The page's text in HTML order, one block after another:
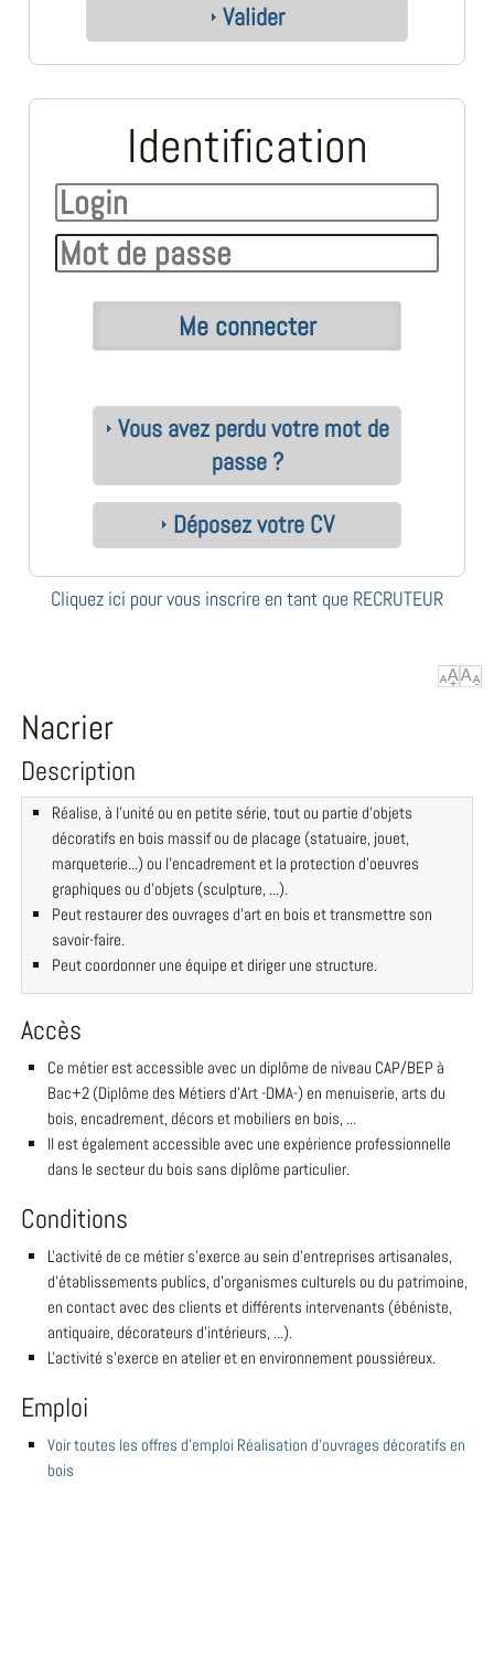
Valider
Identification
Vous avez perdu votre mot de
passe ?
Déposez votre CV
Cliquez ici pour vous inscrire en tant que RECRUTEUR
Nacrier
Description
Réalise, à l'unité ou en petite série, tout ou partie d'objets
décoratifs en bois massif ou de placage (statuaire, jouet,
marqueterie...) ou l'encadrement et la protection d'oeuvres
graphiques ou d'objets (sculpture, ...).
Peut restaurer des ouvrages d'art en bois et transmettre son
savoir-faire.
Peut coordonner une équipe et diriger une structure.
Accès
Ce métier est accessible avec un diplôme de niveau CAP/BEP à
Bac+2 (Diplôme des Métiers d'Art -DMA-) en menuiserie, arts du
bois, encadrement, décors et mobiliers en bois, ...
Il est également accessible avec une expérience professionnelle
dans le secteur du bois sans diplôme particulier.
Conditions
L'activité de ce métier s'exerce au sein d'entreprises artisanales,
d'établissements publics, d'organismes culturels ou du patrimoine,
en contact avec des clients et différents intervenants (ébéniste,
antiquaire, décorateurs d'intérieurs, ...).
L'activité s'exerce en atelier et en environnement poussiéreux.
Emploi
Voir toutes les offres d'emploi Réalisation d'ouvrages décoratifs en
bois